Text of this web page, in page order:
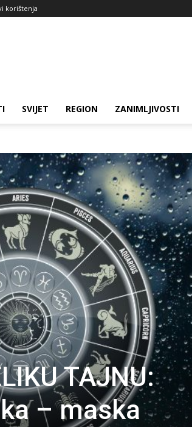
korištenja
SVIJET REGION ZANIMLJIVOSTI
TAJNU:
– maska